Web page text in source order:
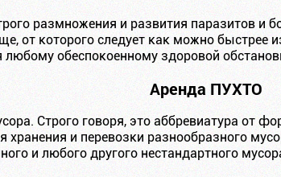
размножения и развития паразитов и
от которого следует как можно быстрее
любому обеспокоенному здоровой
Аренда ПУХТО
Строго говоря, это аббревиатура от
хранения и перевозки разнообразного
и любого другого нестандартного